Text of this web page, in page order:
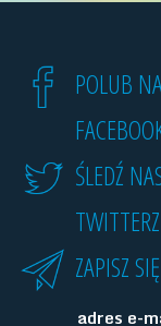
POLUB
ŚLEDŹ
ZAPISZ